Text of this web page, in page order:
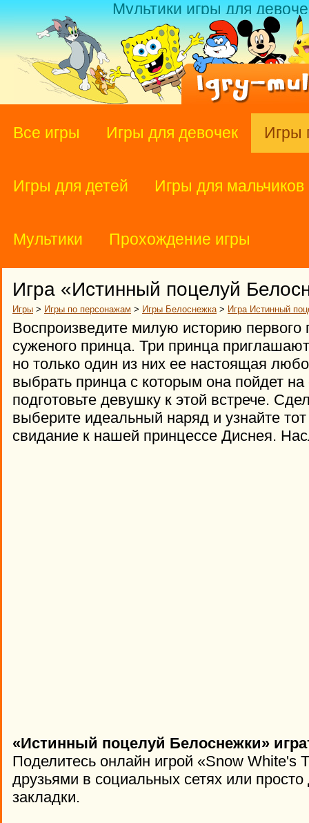
Мультики игры для
Все игры Игры для девочек Игры
Игры для детей Игры для мальчиков
Мультики Прохождение игры
Игра «Истинный поцелуй
Игры > Игры по персонажам > Игры Белоснежка> Игра Истинный
Воспроизведите милую историю первого
суженого принца. Три принца
но только один из них ее настоящая
выбрать принца с которым она пойдет
подготовьте девушку к этой встрече.
выберите идеальный наряд и узнайте
свидание к нашей принцессе Диснея.
«Истинный поцелуй Белоснежки»
Поделитесь онлайн игрой «Snow White's
друзьями в социальных сетях или просто
закладки.